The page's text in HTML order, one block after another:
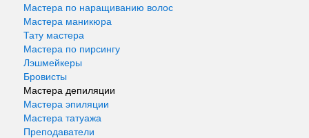
Мастера по наращиванию волос
Мастера маникюра
Тату мастера
Мастера по пирсингу
Лэшмейкеры
Бровисты
Мастера депиляции
Мастера эпиляции
Мастера татуажа
Преподаватели